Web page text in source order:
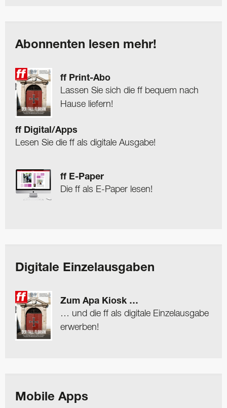
Abonnenten lesen mehr!
ff Print-Abo
Lassen Sie sich die ff bequem nach
Hause liefern!
ff Digital/Apps
Lesen Sie die ff als digitale Ausgabe!
ff E-Paper
Die ff als E-Paper lesen!
Digitale Einzelausgaben
Zum Apa Kiosk …
… und die ff als digitale Einzelausgabe
erwerben!
Mobile Apps